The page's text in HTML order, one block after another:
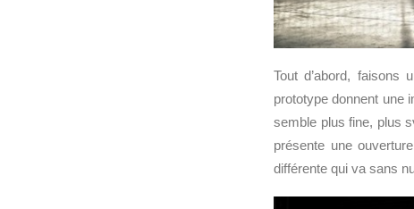
Tout d’abord, faisons
prototype donnent une
semble plus fine, plus
présente une
différente qui va sans